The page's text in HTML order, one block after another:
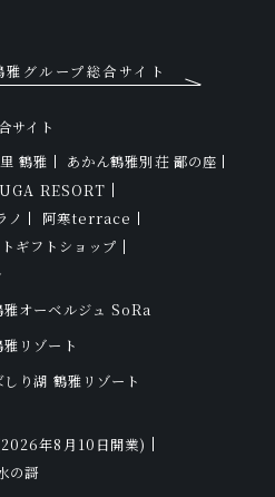
雅グループ総合サイト
サイト
鶴雅
あかん鶴雅別荘 鄙の座
RESORT
ノ
阿寒terrace
ギフトショップ
雅オーベルジュ SoRa
リゾート
り湖 鶴雅リゾート
年8月10日開業)
の謌